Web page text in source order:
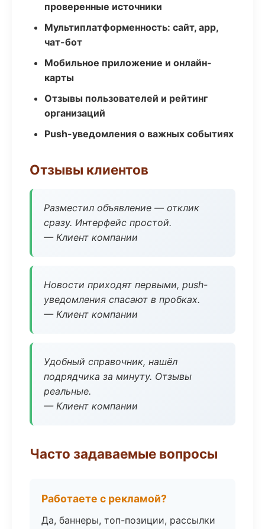
проверенные источники
Мультиплатформенность: сайт, app,
чат-бот
Мобильное приложение и онлайн-
карты
Отзывы пользователей и рейтинг
организаций
Push-уведомления о важных событиях
Отзывы клиентов
Разместил объявление — отклик
сразу. Интерфейс простой.
— Клиент компании
Новости приходят первыми, push-
уведомления спасают в пробках.
— Клиент компании
Удобный справочник, нашёл
подрядчика за минуту. Отзывы
реальные.
— Клиент компании
Часто задаваемые вопросы
Работаете с рекламой?
Да, баннеры, топ-позиции, рассылки